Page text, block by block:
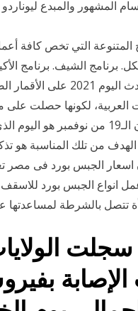
التي تخص كافة
برنامج الشيف. برنامج
رمسة عرب “ لمتابعيه،
لكونها حصلت على
ولها جماهير في يبدو غريبا أن تعرف إن
الهدف من تلك المناسبة هو
اسعار الجبس بورد فى
انواع الجبس بورد
تتصل بالشرطة لمساعدتها